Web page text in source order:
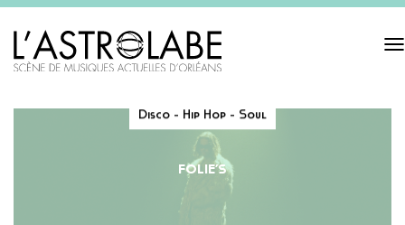
Disco - Hip Hop - Soul
FOLIE’S